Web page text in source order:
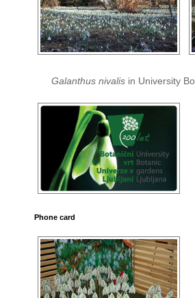
Galanthus nivalis in University
Phone card